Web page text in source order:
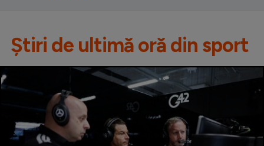
Știri de ultimă oră din sport